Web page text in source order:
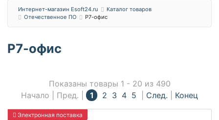
Интернет-магазин Esoft24.ru
Каталог товаров
Отечественное ПО
Р7-офис
Р7-офис
Показаны товары 1 - 20 из 490
Начало | Пред. | 1 2 3 4 5 След. Конец
Электронная поставка